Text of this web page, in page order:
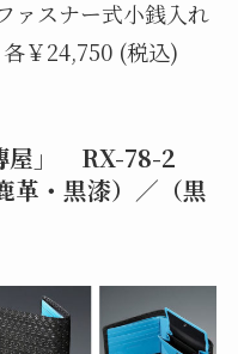
ァスナー式小銭入れ
￥24,750 (税込)
屋」 RX-78-2
革・黒漆）／（黒